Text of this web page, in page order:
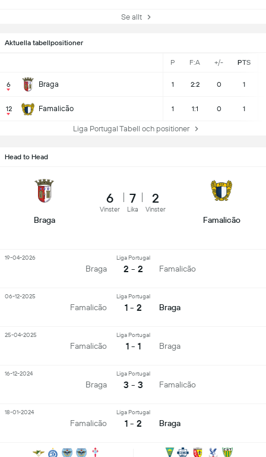
Se allt
Aktuella tabellpositioner
P F:A +/- PTS
6 Braga 1 2:2 0 1
12 Famalicão 1 1:1 0 1
Liga Portugal Tabell och positioner
Head to Head
Braga
6
Vinster
7
Lika
2
Vinster
Famalicão
Braga
Liga Portugal
2 - 2 Famalicão
19-04-2026
Famalicão
Liga Portugal
1 - 2 Braga
06-12-2025
Famalicão
Liga Portugal
1 - 1 Braga
25-04-2025
Braga
Liga Portugal
3 - 3 Famalicão
16-12-2024
Famalicão
Liga Portugal
1 - 2 Braga
18-01-2024